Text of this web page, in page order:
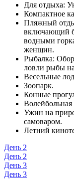
Для отдыха:
Компактное
Пляжный
включающий
водными
женщин.
Рыбалка:
ловли рыбы
Весельные
Зоопарк.
Конные
Ужин на
самоваром.
Летний
День 2
День 2
День 3
День 3